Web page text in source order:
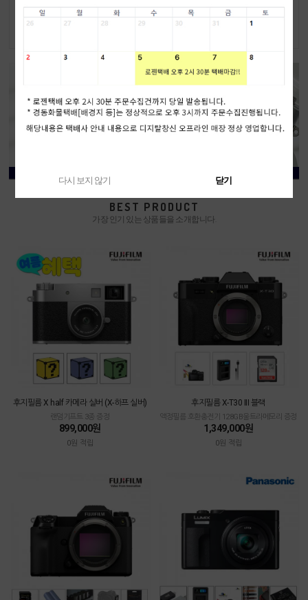
6,999,000원
6,699,000원
외 발송
1,149,000원
BEST PRODUCT
가장 인기 있는 상품들을 소개합니다.
후지필름 X half 카메라 실버 (X-하프 실버)
랜덤기프트 3종 증정
899,000원
0원 적립
후지필름 X-T30 III 블랙
액정필름 호환충전기 128GB울트라메모리 증정
1,349,000원
0원 적립
다시 보지 않기 닫기